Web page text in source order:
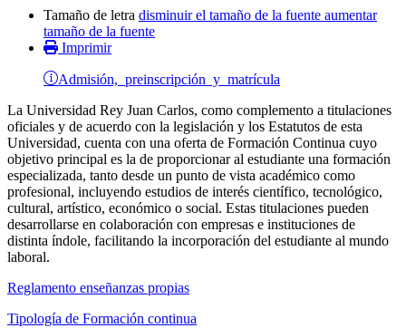
Tamaño de letra disminuir el tamaño de la fuente aumentar
tamaño de la fuente
Imprimir
Admisión, preinscripción y matrícula
La Universidad Rey Juan Carlos, como complemento a titulaciones
oficiales y de acuerdo con la legislación y los Estatutos de esta
Universidad, cuenta con una oferta de Formación Continua cuyo
objetivo principal es la de proporcionar al estudiante una formación
especializada, tanto desde un punto de vista académico como
profesional, incluyendo estudios de interés científico, tecnológico,
cultural, artístico, económico o social. Estas titulaciones pueden
desarrollarse en colaboración con empresas e instituciones de
distinta índole, facilitando la incorporación del estudiante al mundo
laboral.
Reglamento enseñanzas propias
Tipología de Formación continua